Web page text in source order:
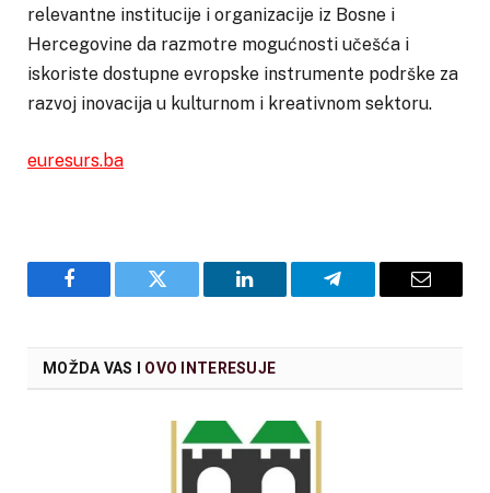
relevantne institucije i organizacije iz Bosne i
Hercegovine da razmotre mogućnosti učešća i
iskoriste dostupne evropske instrumente podrške za
razvoj inovacija u kulturnom i kreativnom sektoru.
euresurs.ba
Facebook Twitter LinkedIn Telegram Email
MOŽDA VAS I OVO INTERESUJE